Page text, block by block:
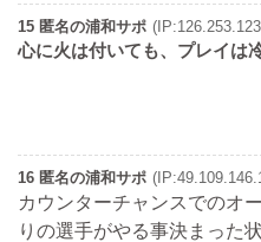
15 匿名の浦和サポ
心に火は付いても、プレイは
16 匿名の浦和サポ
カウンターチャンスでのオ
りの選手がやる事決まった